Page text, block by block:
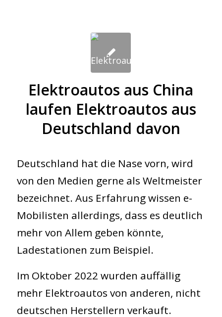
Elektroautos aus China
laufen Elektroautos aus
Deutschland davon
Deutschland hat die Nase vorn, wird
von den Medien gerne als Weltmeister
bezeichnet. Aus Erfahrung wissen e-
Mobilisten allerdings, dass es deutlich
mehr von Allem geben könnte,
Ladestationen zum Beispiel.
Im Oktober 2022 wurden auffällig
mehr Elektroautos von anderen, nicht
deutschen Herstellern verkauft.